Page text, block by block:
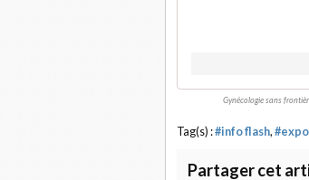
Gynécologie sans
Tag(s) :#info flash,
Partager cet